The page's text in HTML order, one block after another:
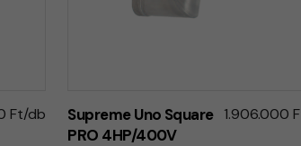
Ft/db
Supreme Uno Square
PRO 4HP/400V
1.906.000